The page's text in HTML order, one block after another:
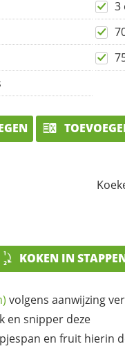
3
KOKEN IN
volgens aanwijzing
en snipper deze
en fruit hierin